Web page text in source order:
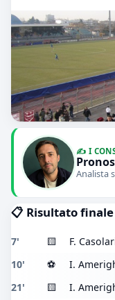
✍️ I
Analista
📋 Risultato finale
7' 🟨 F.
10' ⚽ I.
21' 🟨 I.